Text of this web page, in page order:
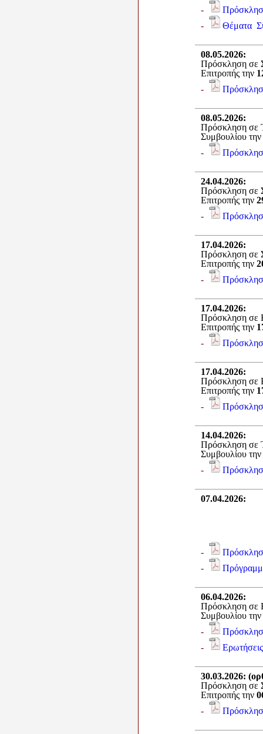
-
-
Θέματα
08.05.2026:
Πρόσκληση σε
Επιτροπής την
-
08.05.2026:
Πρόσκληση σε
Συμβουλίου την
-
24.04.2026:
Πρόσκληση σε
Επιτροπής την
-
17.04.2026:
Πρόσκληση σε
Επιτροπής την
-
17.04.2026:
Πρόσκληση σε
Επιτροπής την
-
17.04.2026:
Πρόσκληση σε
Επιτροπής την
-
14.04.2026:
Πρόσκληση σε
Συμβουλίου την
-
07.04.2026:
-
-
06.04.2026:
Πρόσκληση σε
Συμβουλίου την
-
-
30.03.2026:
Πρόσκληση σε
Επιτροπής την
-